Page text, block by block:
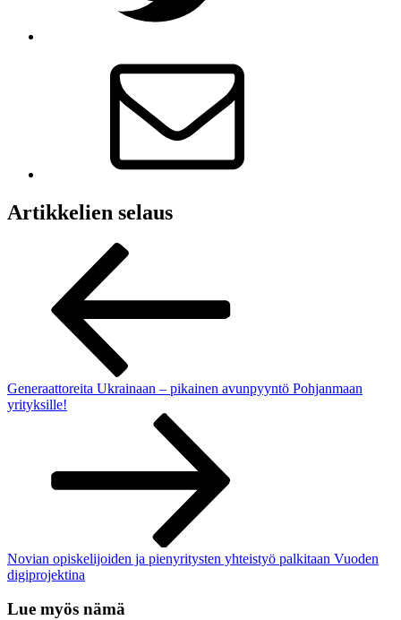
Artikkelien selaus
Generaattoreita Ukrainaan – pikainen avunpyyntö Pohjanmaan
yrityksille!
Novian opiskelijoiden ja pienyritysten yhteistyö palkitaan Vuoden
digiprojektina
Lue myös nämä